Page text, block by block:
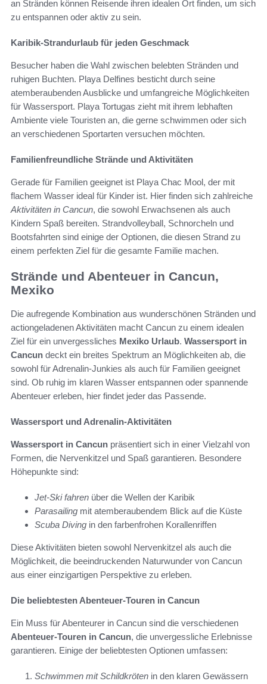
an Stränden können Reisende ihren idealen Ort finden, um sich
zu entspannen oder aktiv zu sein.
Karibik-Strandurlaub für jeden Geschmack
Besucher haben die Wahl zwischen belebten Stränden und
ruhigen Buchten. Playa Delfines besticht durch seine
atemberaubenden Ausblicke und umfangreiche Möglichkeiten
für Wassersport. Playa Tortugas zieht mit ihrem lebhaften
Ambiente viele Touristen an, die gerne schwimmen oder sich
an verschiedenen Sportarten versuchen möchten.
Familienfreundliche Strände und Aktivitäten
Gerade für Familien geeignet ist Playa Chac Mool, der mit
flachem Wasser ideal für Kinder ist. Hier finden sich zahlreiche
Aktivitäten in Cancun, die sowohl Erwachsenen als auch
Kindern Spaß bereiten. Strandvolleyball, Schnorcheln und
Bootsfahrten sind einige der Optionen, die diesen Strand zu
einem perfekten Ziel für die gesamte Familie machen.
Strände und Abenteuer in Cancun,
Mexiko
Die aufregende Kombination aus wunderschönen Stränden und
actiongeladenen Aktivitäten macht Cancun zu einem idealen
Ziel für ein unvergessliches Mexiko Urlaub. Wassersport in
Cancun deckt ein breites Spektrum an Möglichkeiten ab, die
sowohl für Adrenalin-Junkies als auch für Familien geeignet
sind. Ob ruhig im klaren Wasser entspannen oder spannende
Abenteuer erleben, hier findet jeder das Passende.
Wassersport und Adrenalin-Aktivitäten
Wassersport in Cancun präsentiert sich in einer Vielzahl von
Formen, die Nervenkitzel und Spaß garantieren. Besondere
Höhepunkte sind:
Jet-Ski fahren über die Wellen der Karibik
Parasailing mit atemberaubendem Blick auf die Küste
Scuba Diving in den farbenfrohen Korallenriffen
Diese Aktivitäten bieten sowohl Nervenkitzel als auch die
Möglichkeit, die beeindruckenden Naturwunder von Cancun
aus einer einzigartigen Perspektive zu erleben.
Die beliebtesten Abenteuer-Touren in Cancun
Ein Muss für Abenteurer in Cancun sind die verschiedenen
Abenteuer-Touren in Cancun, die unvergessliche Erlebnisse
garantieren. Einige der beliebtesten Optionen umfassen:
Schwimmen mit Schildkröten in den klaren Gewässern